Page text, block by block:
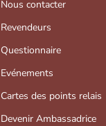
Nous contacter
Revendeurs
Questionnaire
Evénements
Cartes des points relais
Devenir Ambassadrice